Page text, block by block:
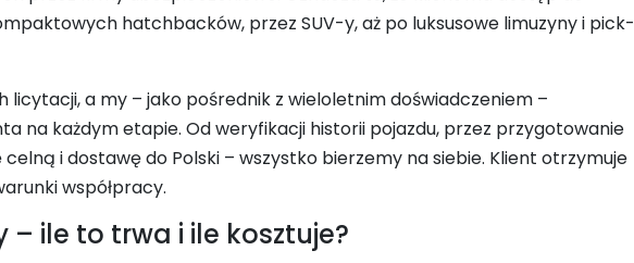
hatchbacków, przez SUV-y, aż po luksusowe limuzyny i pick-
licytacji, a my – jako pośrednik z wieloletnim doświadczeniem –
na każdym etapie. Od weryfikacji historii pojazdu, przez przygotowanie
i dostawę do Polski – wszystko bierzemy na siebie. Klient otrzymuje
współpracy.
– ile to trwa i ile kosztuje?